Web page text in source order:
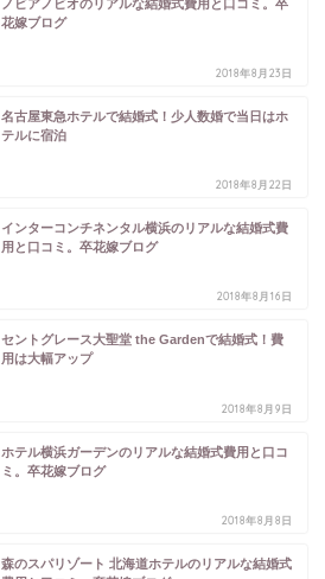
ノビアノビオのリアルな結婚式費用と口コミ。卒
花嫁ブログ
2018年8月23日
名古屋東急ホテルで結婚式！少人数婚で当日はホ
テルに宿泊
2018年8月22日
インターコンチネンタル横浜のリアルな結婚式費
用と口コミ。卒花嫁ブログ
2018年8月16日
セントグレース大聖堂 the Gardenで結婚式！費
用は大幅アップ
2018年8月9日
ホテル横浜ガーデンのリアルな結婚式費用と口コ
ミ。卒花嫁ブログ
2018年8月8日
森のスパリゾート 北海道ホテルのリアルな結婚式